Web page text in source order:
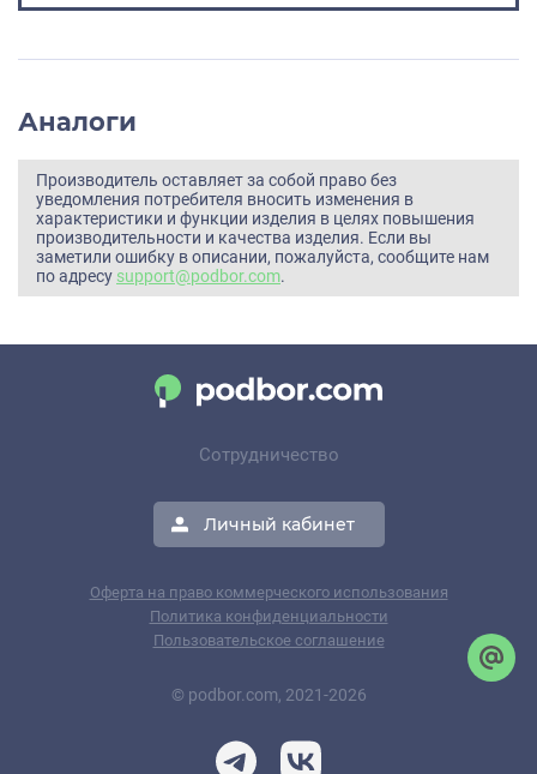
Аналоги
Производитель оставляет за собой право без
уведомления потребителя вносить изменения в
характеристики и функции изделия в целях повышения
производительности и качества изделия. Если вы
заметили ошибку в описании, пожалуйста, сообщите нам
по адресу support@podbor.com.
Сотрудничество
Личный кабинет
Оферта на право коммерческого использования
Политика конфиденциальности
Пользовательское соглашение
© podbor.com, 2021-2026